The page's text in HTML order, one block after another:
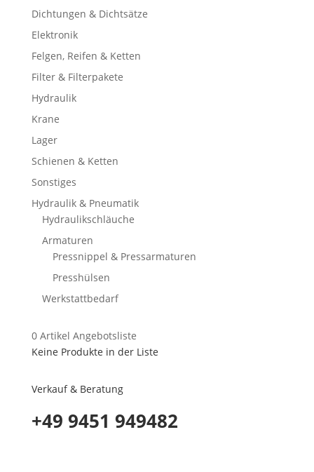
Dichtungen & Dichtsätze
Elektronik
Felgen, Reifen & Ketten
Filter & Filterpakete
Hydraulik
Krane
Lager
Schienen & Ketten
Sonstiges
Hydraulik & Pneumatik
Hydraulikschläuche
Armaturen
Pressnippel & Pressarmaturen
Presshülsen
Werkstattbedarf
0Artikel Angebotsliste
Keine Produkte in der Liste
Verkauf & Beratung
+49 9451 949482